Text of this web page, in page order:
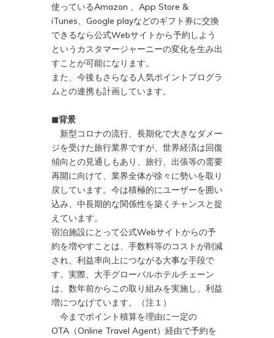
使っているAmazon 、App Store &
iTunes、Google playなどのギフト券に交換
できるなら公式Webサイトから予約しよう
というカスタマージャーニーの変化を生み出
すことが可能になります。
また、今後もさらなる人気ポイントプログラ
ムとの連携も計画しています。
◼︎背景
新型コロナの流行、長期化で大きなダメー
ジを受けた旅行業界ですが、世界経済は回復
傾向との見通しもあり、旅行、出張等の需要
再開に向けて、業界全体が徐々に勢いを取り
戻しています。今は積極的にユーザーを囲い
込み、中長期的な関係性を築くチャンスと捉
えています。
宿泊施設にとって公式Webサイトからの予
約を増やすことは、手数料等のコストが削減
され、利益率向上につながる大事な手段で
す。実際、大手グローバルホテルチェーン
は、数年前からこの取り組みを実施し、利益
増につなげています。（注１）
今までポイント積算を理由に一定の
OTA（Online Travel Agent）経由で予約を